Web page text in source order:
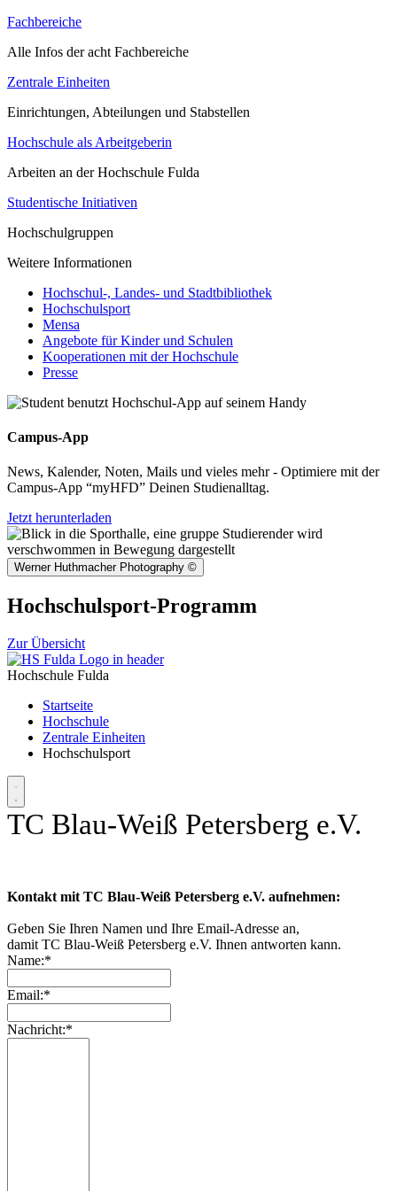
Fachbereiche
Alle Infos der acht Fachbereiche
Zentrale Einheiten
Einrichtungen, Abteilungen und Stabstellen
Hochschule als Arbeitgeberin
Arbeiten an der Hochschule Fulda
Studentische Initiativen
Hochschulgruppen
Weitere Informationen
Hochschul-, Landes- und Stadtbibliothek
Hochschulsport
Mensa
Angebote für Kinder und Schulen
Kooperationen mit der Hochschule
Presse
Campus-App
News, Kalender, Noten, Mails und vieles mehr - Optimiere mit der
Campus-App “myHFD” Deinen Studienalltag.
Jetzt herunterladen
Werner Huthmacher Photography ©
Hochschulsport-Programm
Zur Übersicht
Hochschule Fulda
Startseite
Hochschule
Zentrale Einheiten
Hochschulsport
TC Blau-Weiß Petersberg e.V.
Kontakt mit TC Blau-Weiß Petersberg e.V. aufnehmen:
Geben Sie Ihren Namen und Ihre Email-Adresse an,
damit TC Blau-Weiß Petersberg e.V. Ihnen antworten kann.
Name:*
Email:*
Nachricht:*